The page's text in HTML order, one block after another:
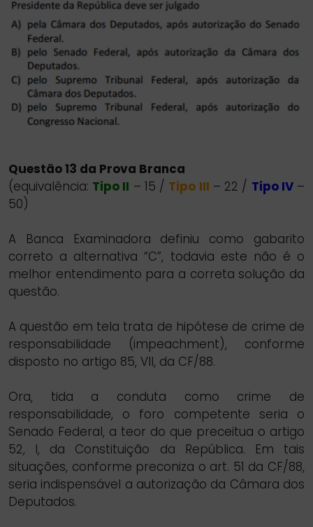
Questão 13 da Prova Branca
(equivalência: Tipo II – 15 / Tipo III – 22 / Tipo IV–
50)
A Banca Examinadora definiu como gabarito
correto a alternativa “C”, todavia este não é o
melhor entendimento para a correta solução da
questão.
A questão em tela trata de hipótese de crime de
responsabilidade (impeachment), conforme
disposto no artigo 85, VII, da CF/88.
Ora, tida a conduta como crime de
responsabilidade, o foro competente seria o
Senado Federal, a teor do que preceitua o artigo
52, I, da Constituição da República. Em tais
situações, conforme preconiza o art. 51 da CF/88,
seria indispensável a autorização da Câmara dos
Deputados.